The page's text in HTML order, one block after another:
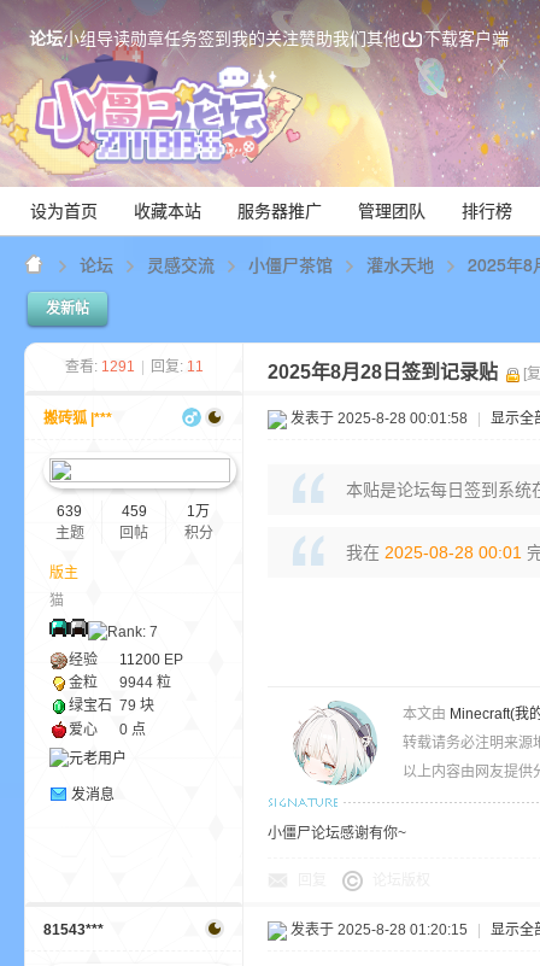
论坛小组导读勋章任务签到我的关注赞助我们其他 下载客户端
设为首页 收藏本站 服务器推广 管理团队 排行榜
论坛 灵感交流 小僵尸茶馆 灌水天地 2025年8
发新帖
查看: 1291 回复: 11 2025年8月28日签到记录贴 [
搬砖狐 |***
639
主题
459
回帖
1万
积分
版主
猫
经验 11200 EP
金粒
9944 粒
绿宝石 79 块
爱心
0 点
发消息
发表于 2025-8-28 00:01:58 显示全
本贴是论坛每日签到系统
我在 2025-08-28 00:01
本文由 Minecraft(我
转载请务必注明来源
以上内容由网友提供
小僵尸论坛感谢有你~
81543*** 发表于 2025-8-28 01:20:15 显示全